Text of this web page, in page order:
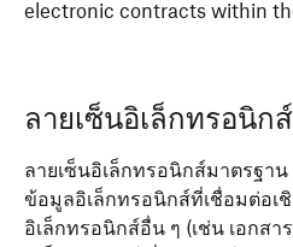
electronic contracts within
ลายเซ็นอิเล็กทรอนิก
ลายเซ็นอิเล็กทรอนิกส์มาตรฐา
ข้อมูลอิเล็กทรอนิกส์ที่เชื่อมต่อเ
อิเล็กทรอนิกส์อื่น ๆ (เช่น เอกส